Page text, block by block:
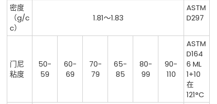
密度
（g/c
c）
1.81～1.83
ASTM
D297
门尼
粘度
50-
59
60-
69
70-
79
65-
85
80-
99
90-
110
ASTM
D164
6 ML
1+10
在
121°C